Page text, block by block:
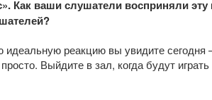
Как ваши слушатели восприняли
реакцию вы увидите сегодня
Выйдите в зал, когда будут